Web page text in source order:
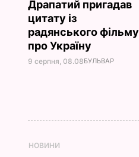
Драпатий пригадав
цитату із
радянського фільму
про Україну
9 серпня, 08.08БУЛЬВАР
НОВИНИ